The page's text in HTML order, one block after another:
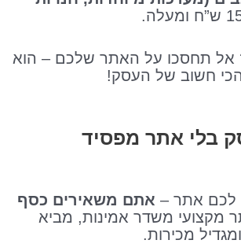
אל תחסכו על האתר שלכם – הוא
הכי חשוב של העסק!
בלי אתר מפסיד
אתם משאירים כסף
מקצועי משדר אמינות, מביא
מכירות.